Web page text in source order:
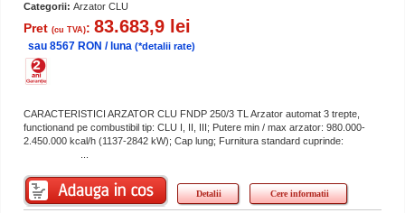
Categorii: Arzator CLU
Pret (cu TVA): 83.683,9 lei
sau 8567 RON / luna (*detalii rate)
CARACTERISTICI ARZATOR CLU FNDP 250/3 TL Arzator automat 3 trepte,
functionand pe combustibil tip: CLU I, II, III; Putere min / max arzator: 980.000-
2.450.000 kcal/h (1137-2842 kW); Cap lung; Furnitura standard cuprinde:
Detalii Cere informatii